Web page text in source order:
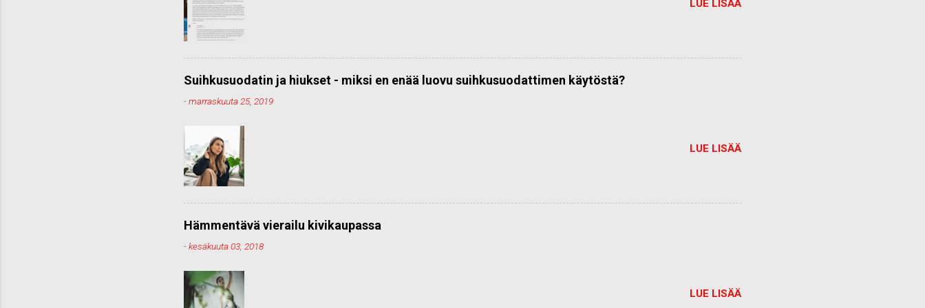
LUE LISÄÄ
Suihkusuodatin ja hiukset - miksi en enää luovu suihkusuodattimen käytöstä?
-marraskuuta 25, 2019
LUE LISÄÄ
Hämmentävä vierailu kivikaupassa
-kesäkuuta 03, 2018
LUE LISÄÄ